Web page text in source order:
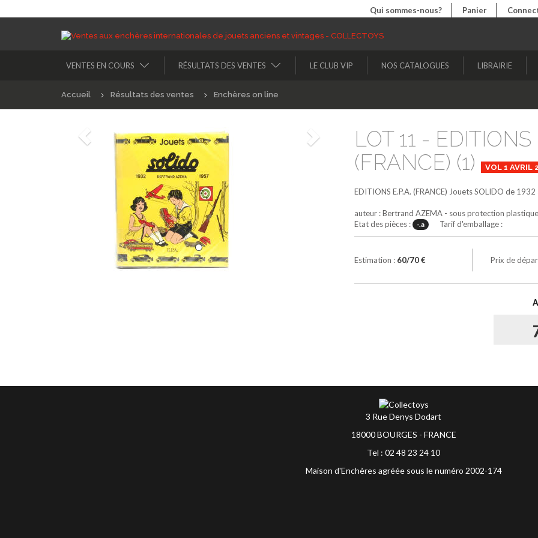
Qui sommes-nous? Panier
VENTES EN COURS RÉSULTATS DES VENTES LE CLUB VIP NOS CATALOGUES LIBRAIRIE
Accueil Résultats des ventes Enchères on line
Précédént Suivant
LOT 11 - EDITIONS
(FRANCE) (1)
VOL 1 AVRIL
EDITIONS E.P.A. (FRANCE) Jouets SOLIDO de
auteur : Bertrand AZEMA - sous protection plastique
Etat des pièces :
-.a Tarif d'emballage :
Estimation : 60/70 € Prix de
3 Rue Denys Dodart
18000 BOURGES - FRANCE
Tel : 02 48 23 24 10
Maison d'Enchères agréée sous le numéro 2002-174